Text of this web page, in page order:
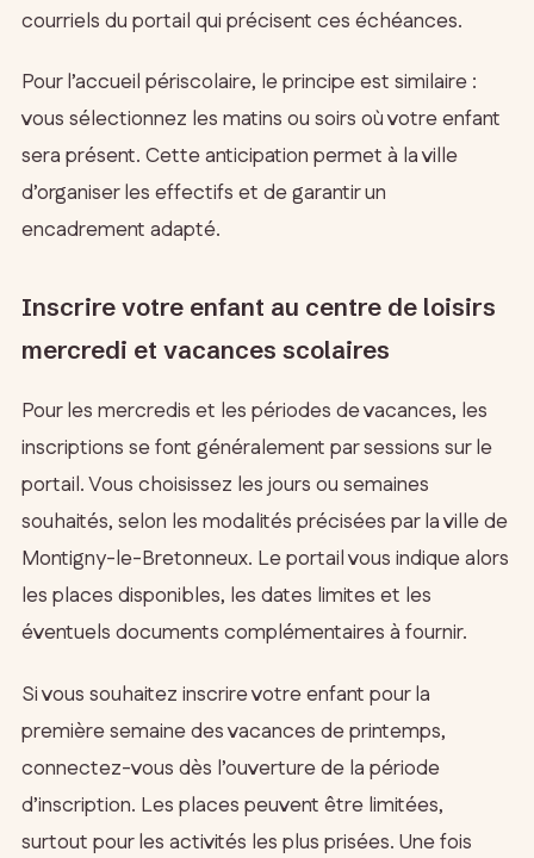
courriels du portail qui précisent ces échéances.
Pour l’accueil périscolaire, le principe est similaire :
vous sélectionnez les matins ou soirs où votre enfant
sera présent. Cette anticipation permet à la ville
d’organiser les effectifs et de garantir un
encadrement adapté.
Inscrire votre enfant au centre de loisirs
mercredi et vacances scolaires
Pour les mercredis et les périodes de vacances, les
inscriptions se font généralement par sessions sur le
portail. Vous choisissez les jours ou semaines
souhaités, selon les modalités précisées par la ville de
Montigny-le-Bretonneux. Le portail vous indique alors
les places disponibles, les dates limites et les
éventuels documents complémentaires à fournir.
Si vous souhaitez inscrire votre enfant pour la
première semaine des vacances de printemps,
connectez-vous dès l’ouverture de la période
d’inscription. Les places peuvent être limitées,
surtout pour les activités les plus prisées. Une fois